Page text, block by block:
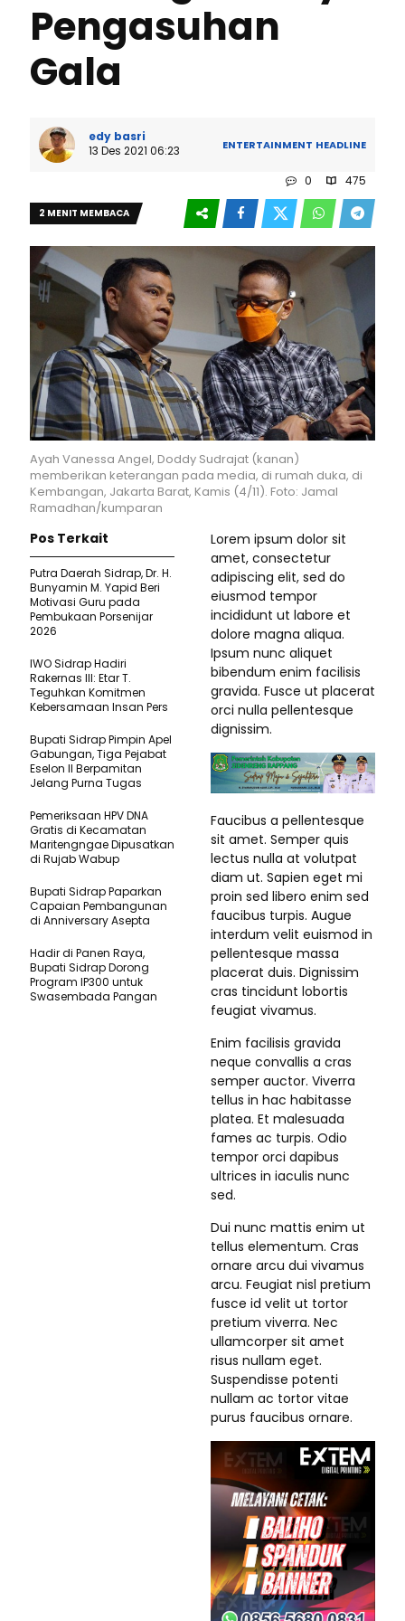
Pengasuhan
Gala
edy basri
13 Des 2021 06:23
ENTERTAINMENT HEADLINE
0 475
2 MENIT MEMBACA
Ayah Vanessa Angel, Doddy Sudrajat (kanan)
memberikan keterangan pada media, di rumah duka, di
Kembangan, Jakarta Barat, Kamis (4/11). Foto: Jamal
Ramadhan/kumparan
Lorem ipsum dolor sit
amet, consectetur
adipiscing elit, sed do
eiusmod tempor
incididunt ut labore et
dolore magna aliqua.
Ipsum nunc aliquet
bibendum enim facilisis
gravida. Fusce ut placerat
orci nulla pellentesque
dignissim.
Faucibus a pellentesque
sit amet. Semper quis
lectus nulla at volutpat
diam ut. Sapien eget mi
proin sed libero enim sed
faucibus turpis. Augue
interdum velit euismod in
pellentesque massa
placerat duis. Dignissim
cras tincidunt lobortis
feugiat vivamus.
Enim facilisis gravida
neque convallis a cras
semper auctor. Viverra
tellus in hac habitasse
platea. Et malesuada
fames ac turpis. Odio
tempor orci dapibus
ultrices in iaculis nunc
sed.
Dui nunc mattis enim ut
tellus elementum. Cras
ornare arcu dui vivamus
arcu. Feugiat nisl pretium
fusce id velit ut tortor
pretium viverra. Nec
ullamcorper sit amet
risus nullam eget.
Suspendisse potenti
nullam ac tortor vitae
purus faucibus ornare.
Pos Terkait
Putra Daerah Sidrap, Dr. H.
Bunyamin M. Yapid Beri
Motivasi Guru pada
Pembukaan Porsenijar
2026
IWO Sidrap Hadiri
Rakernas III: Etar T.
Teguhkan Komitmen
Kebersamaan Insan Pers
Bupati Sidrap Pimpin Apel
Gabungan, Tiga Pejabat
Eselon II Berpamitan
Jelang Purna Tugas
Pemeriksaan HPV DNA
Gratis di Kecamatan
Maritengngae Dipusatkan
di Rujab Wabup
Bupati Sidrap Paparkan
Capaian Pembangunan
di Anniversary Asepta
Hadir di Panen Raya,
Bupati Sidrap Dorong
Program IP300 untuk
Swasembada Pangan